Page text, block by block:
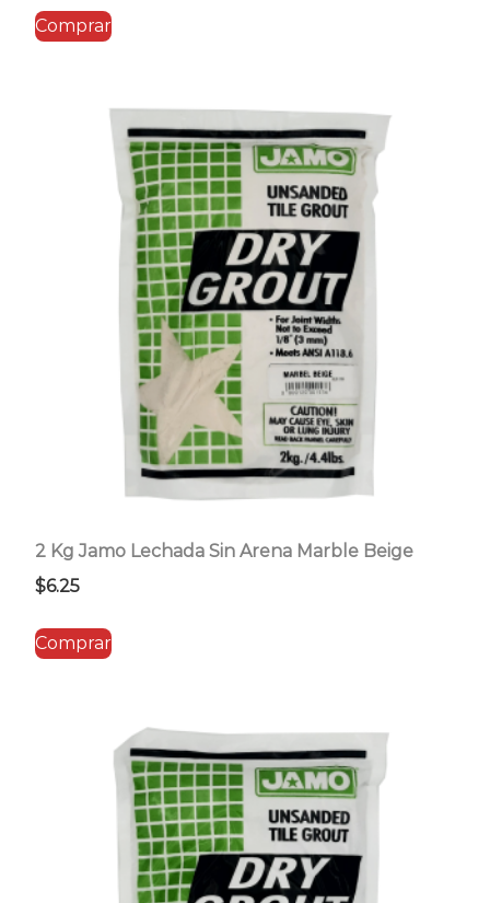
Comprar
2 Kg Jamo Lechada Sin Arena Marble Beige
$6.25
Comprar